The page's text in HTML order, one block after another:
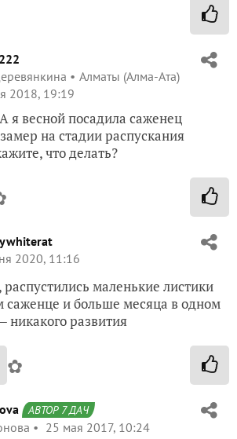
Алматы (Алма-Ата)
2018, 19:19
я весной посадила саженец
на стадии распускания
что делать?
2020, 11:16
маленькие листики
саженце и больше месяца в одном
никакого развития
✿
АВТОР 7 ДАЧ
25 мая 2017, 10:24